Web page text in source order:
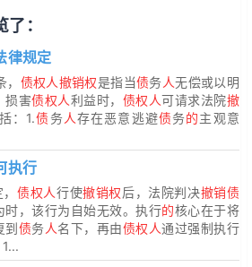
：
律规定
债权人撤销权是指当债务人无偿或以明
损害债权人利益时， 债权人可请求法院撤
：1.债 务人存在恶意逃避债务的主观意
执行
，债权人行使撤销权后，法院判决撤销债
时，该行为自始无效。执行的核心在于将
到债务人名下，再由债权人通过强制执行